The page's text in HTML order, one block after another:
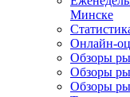
Минске
Онлайн-
Обзоры
Обзоры
Обзоры